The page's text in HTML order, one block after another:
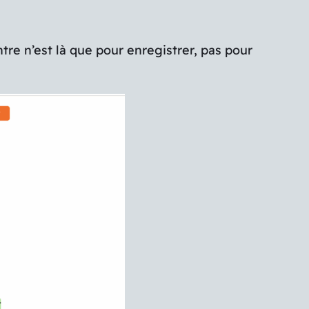
n’est là que pour enregistrer, pas pour